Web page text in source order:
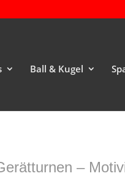
Ball & Kugel
–